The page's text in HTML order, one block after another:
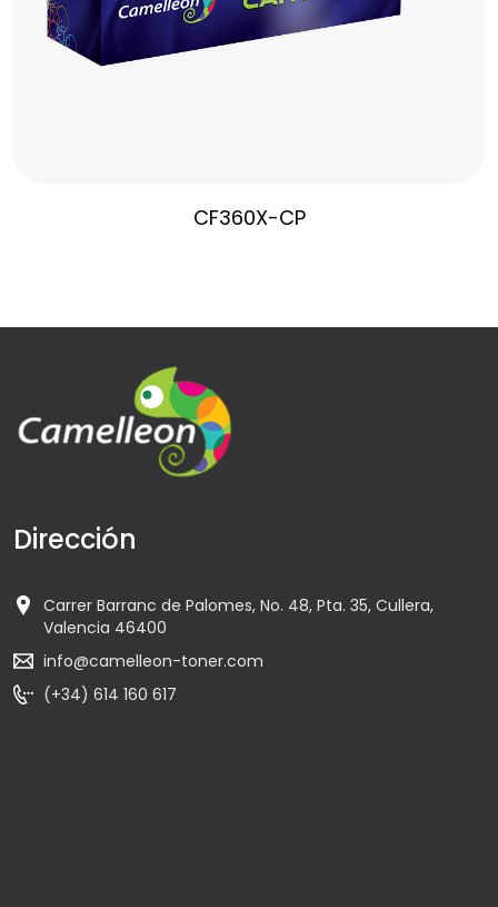
CF360X-CP
Dirección
Carrer Barranc de Palomes, No. 48, Pta. 35, Cullera,
Valencia 46400
info@camelleon-toner.com
(+34) 614 160 617